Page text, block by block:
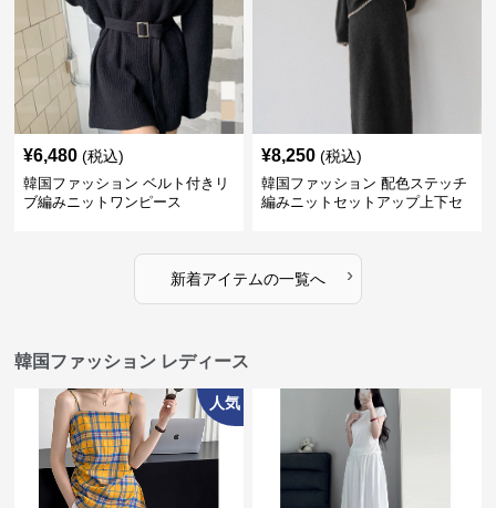
¥6,480 (税込)
韓国ファッション ベルト付きリ
ブ編みニットワンピース
¥8,250 (税込)
韓国ファッション 配色ステッチ
編みニットセットアップ上下セ
新着アイテムの一覧へ ›
韓国ファッション レディース
人気